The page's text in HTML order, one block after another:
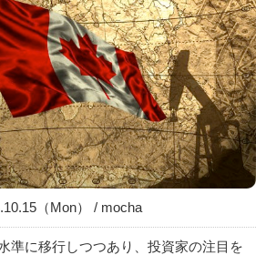
（Mon） / mocha
準に移行しつつあり、投資家の注目を